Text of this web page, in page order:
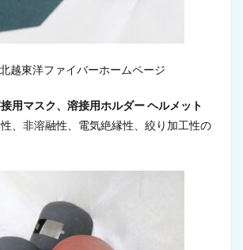
越東洋ファイバーホームページ
用マスク、溶接用ホルダー ヘルメット
性、非溶融性、電気絶縁性、絞り加工性の